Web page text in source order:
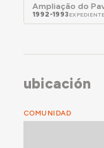
Ampliação do
1992-1993 EXPEDIENTE
ubicación
COMUNIDAD